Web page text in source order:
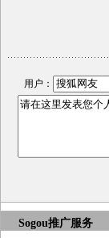
用户：
Sogou推广服务